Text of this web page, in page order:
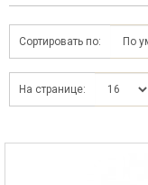
Сортировать по:
На странице: